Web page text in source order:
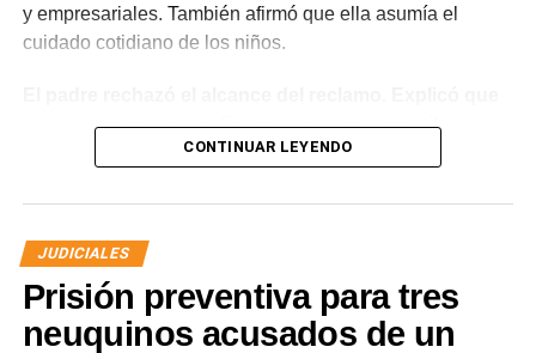
y empresariales. También afirmó que ella asumía el
cuidado cotidiano de los niños.
sus ingresos no eran fijos, presentó una certificación
contable y acompañó documentación bancaria.
entregas de alimentos, ropa y útiles escolares.
La discusión quedó centrada en una pregunta: cuál
era su capacidad económica real.
El primer tramo de la respuesta apareció en los
informes tributarios. La Agencia de Recaudación
CONTINUAR LEYENDO
JUDICIALES
Prisión preventiva para tres
neuquinos acusados de un